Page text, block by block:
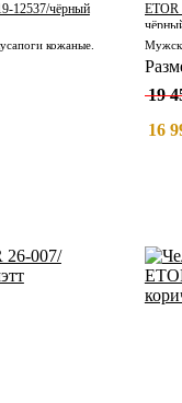
12537/чёрный
кожаные.
ETOR
19
16